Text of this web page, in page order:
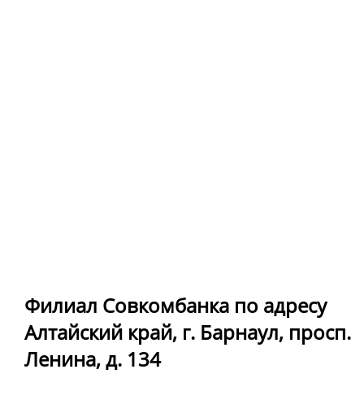
Филиал Совкомбанка по адресу
Алтайский край, г. Барнаул, просп.
Ленина, д. 134